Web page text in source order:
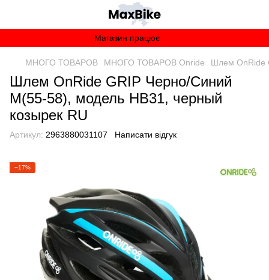
Магазин працює
МНОГО ТОВАРОВ МНОГО ТОВАРОВ Onride Шлем OnRide
Шлем OnRide GRIP Черно/Синий
M(55-58), модель HB31, черный
козырек RU
Артикул: 2963880031107 Написати відгук
−17%